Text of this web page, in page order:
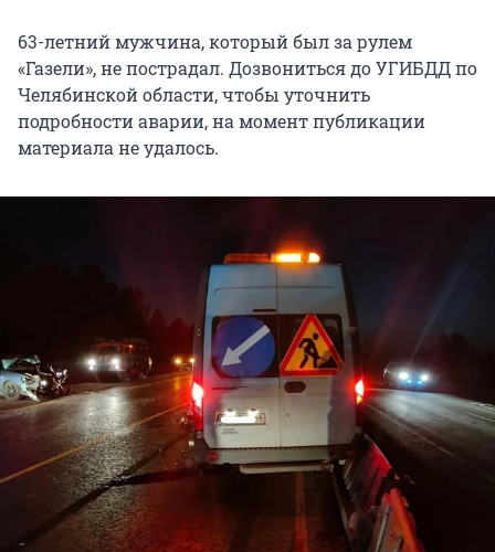
63-летний мужчина, который был за рулем
«Газели», не пострадал. Дозвониться до УГИБДД по
Челябинской области, чтобы уточнить
подробности аварии, на момент публикации
материала не удалось.